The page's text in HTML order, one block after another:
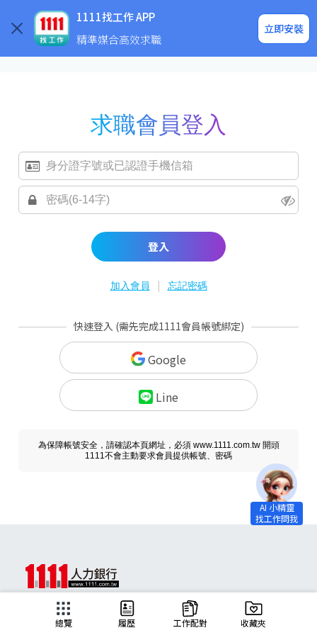
1111找工作 APP
精準媒合高效求職
立即安裝
企業求才
求職會員登入
登入
加入會員 | 忘記密碼
快速登入 (需先完成1111會員帳號綁定)
Google
Line
為保障帳號安全，請確認本頁網址，必須 www.1111.com.tw 開頭
1111不會主動要求會員提供帳號、密碼
總覽 履歷 工作配對 收藏夾